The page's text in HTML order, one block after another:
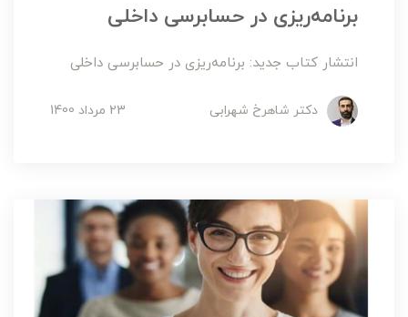
برنامه‌ریزی در حسابرسی داخلی
انتشار کتاب جدید: برنامه‌ریزی در حسابرسی داخلی
دکتر شاهرخ شهرابی 23 مرداد 1400